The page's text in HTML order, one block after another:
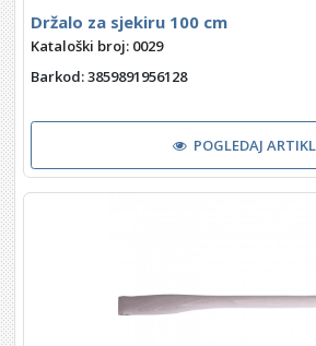
Držalo za sjekiru 100 cm
Kataloški broj: 0029
Barkod: 3859891956128
POGLEDAJ ARTIKL